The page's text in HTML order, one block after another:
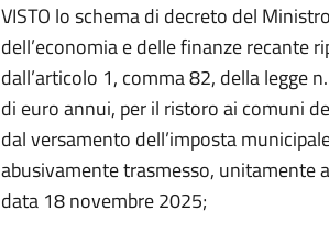
VISTO lo schema di decreto del
dell’economia e delle finanze recante
dall’articolo 1, comma 82, della legge
di euro annui, per il ristoro ai comuni
dal versamento dell’imposta
abusivamente trasmesso, unitamente
data 18 novembre 2025;